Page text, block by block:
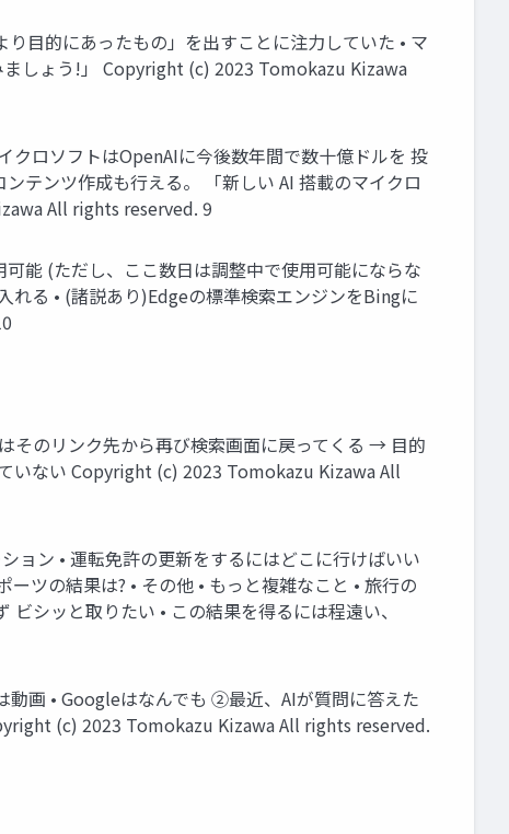
目的にあったもの」を出すことに注力していた • マ
ましょう!」 Copyright (c) 2023 Tomokazu Kizawa
クロソフトはOpenAIに今後数年間で数十億ドルを 投
テンツ作成も行える。 「新しい AI 搭載のマイクロ
All rights reserved. 9
能 (ただし、ここ数日は調整中で使用可能にならな
れる • (諸説あり)Edgeの標準検索エンジンをBingに
そのリンク先から再び検索画面に戻ってくる → 目的
いない Copyright (c) 2023 Tomokazu Kizawa All
ョン • 運転免許の更新をするにはどこに行けばいい
ツの結果は? • その他 • もっと複雑なこと • 旅行の
シッと取りたい • この結果を得るには程遠い、
画 • Googleはなんでも ②最近、AIが質問に答えた
(c) 2023 Tomokazu Kizawa All rights reserved.